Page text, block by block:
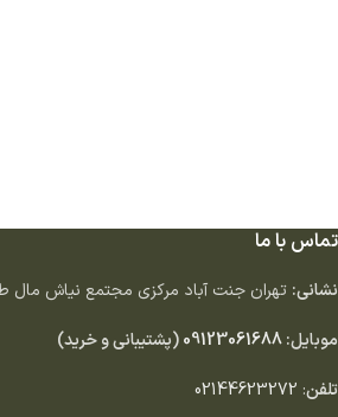
تماس با ما
نشانی: تهران جنت آباد مركزى مجتمع نياش مال
موبایل:09123061688(پشتیبانی و خرید)
تلفن:
02144623272